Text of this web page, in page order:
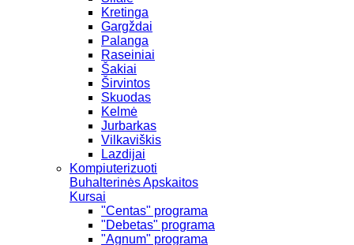
Kretinga
Gargždai
Palanga
Raseiniai
Šakiai
Širvintos
Skuodas
Kelmė
Jurbarkas
Vilkaviškis
Lazdijai
Kompiuterizuoti
Buhalterinės Apskaitos
Kursai
"Centas" programa
"Debetas" programa
"Agnum" programa